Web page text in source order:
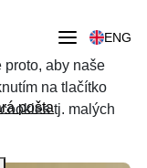
ENG
pošta
proto, aby naše
na tlačítko
tj. malých